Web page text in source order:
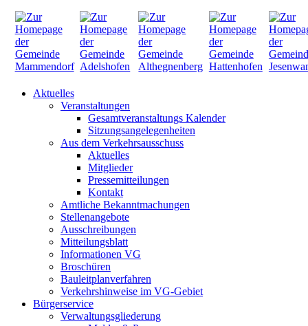
Aktuelles
Veranstaltungen
Gesamtveranstaltungs Kalender
Sitzungsangelegenheiten
Aus dem Verkehrsausschuss
Aktuelles
Mitglieder
Pressemitteilungen
Kontakt
Amtliche Bekanntmachungen
Stellenangebote
Ausschreibungen
Mitteilungsblatt
Informationen VG
Broschüren
Bauleitplanverfahren
Verkehrshinweise im VG-Gebiet
Bürgerservice
Verwaltungsgliederung